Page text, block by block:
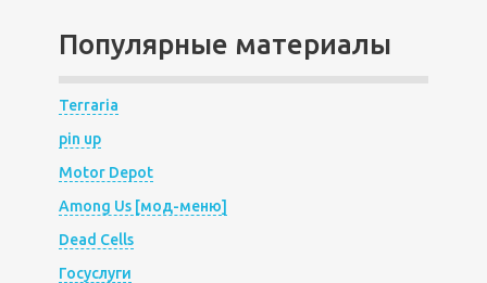
Популярные материалы
Terraria
pin up
Motor Depot
Among Us [мод-меню]
Dead Cells
Госуслуги